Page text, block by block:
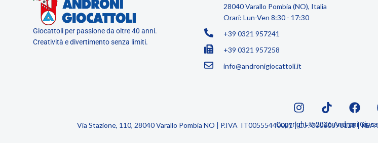
Giocattoli per passione da oltre 40 anni.
Creatività e divertimento senza limiti.
28040 Varallo Pombia (NO), Italia
Orari: Lun-Ven 8:30 - 17:30
+39 0321 957241
+39 0321 957258
info@andronigiocattoli.it
Copyright © 2026 Androni
Via Stazione, 110, 28040 Varallo Pombia NO | P.IVA IT00555440031 | C.F. 00060870128 |